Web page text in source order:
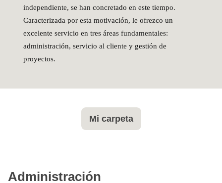
independiente, se han concretado en este tiempo.
Caracterizada por esta motivación, le ofrezco un
excelente servicio en tres áreas fundamentales:
administración, servicio al cliente y gestión de
proyectos.
Mi carpeta
Administración